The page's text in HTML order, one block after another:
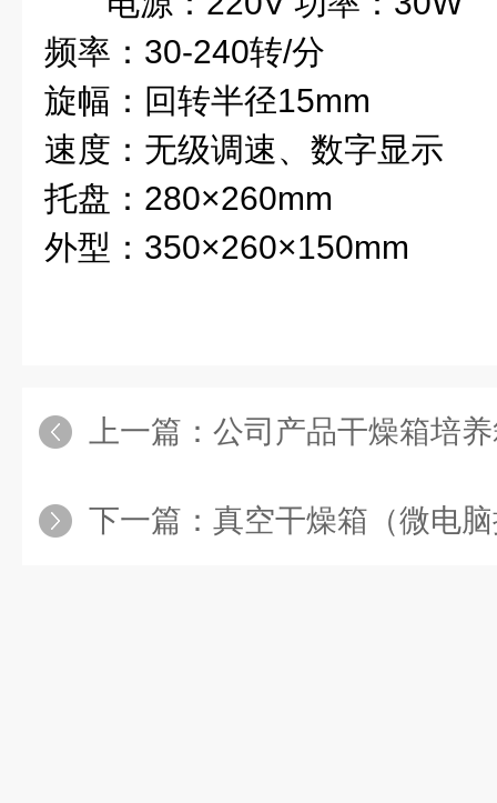
频率：30-240转/分
旋幅：回转半径15mm
速度：无级调速、数字显示
托盘：280×260mm
外型：350×260×150mm
上一篇： 公司产品干燥箱培
下一篇： 真空干燥箱（微电脑控